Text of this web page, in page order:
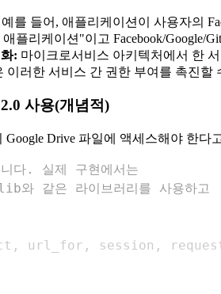
예를 들어, 애플리케이션이 사용자의
플리케이션"이고 Facebook/Google/
: 마이크로서비스 아키텍처에서 한
이러한 서비스 간 권한 부여를 촉진할
사용(개념적)
Drive 파일에 액세스해야 한다
다. 실제 구현에서는
같은 라이브러리를 사용하고
, url_for , session ,